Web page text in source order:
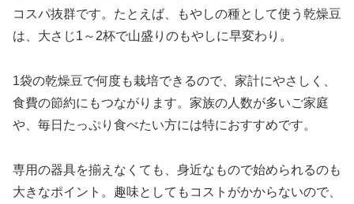
コスパ抜群です。たとえば、もやしの種として使う乾燥豆
は、大さじ1～2杯で山盛りのもやしに早変わり。
1袋の乾燥豆で何度も栽培できるので、家計にやさしく、
食費の節約にもつながります。家族の人数が多いご家庭
や、毎日たっぷり食べたい方には特におすすめです。
専用の器具を揃えなくても、身近なもので始められるのも
大きなポイント。趣味としてもコストがかからないので、